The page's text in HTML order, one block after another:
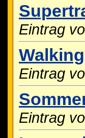
Eintrag
Eintrag
Eintrag